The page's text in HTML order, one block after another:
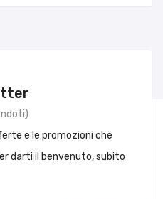
e le promozioni che
darti il benvenuto, subito